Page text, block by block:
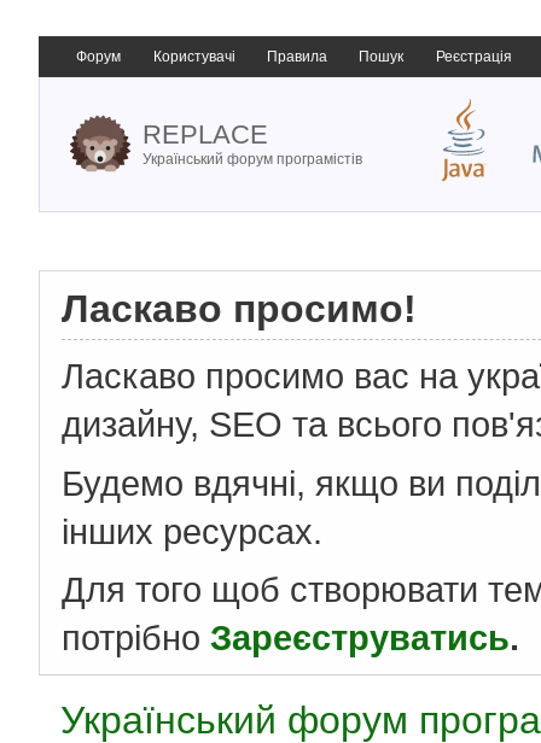
Форум Користувачі Правила Пошук Реєстрація
REPLACE
Український форум програмістів
Ласкаво просимо!
Ласкаво просимо вас на
дизайну, SEO та всього
Будемо вдячні, якщо ви
інших ресурсах.
Для того щоб створювати
потрібно Зареєструватись.
Український форум